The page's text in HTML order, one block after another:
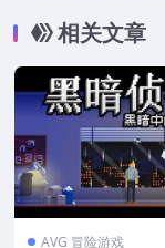
相关文章
AVG 冒险游戏